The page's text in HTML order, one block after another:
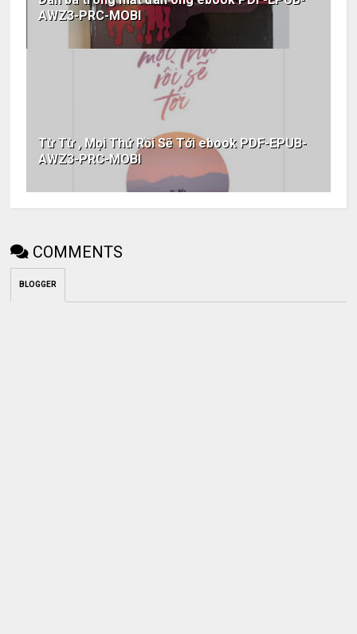
AWZ3-PRC-MOBI
Từ Từ , Mọi Thứ Rồi Sẽ Tới ebook PDF-EPUB-
AWZ3-PRC-MOBI
COMMENTS
BLOGGER